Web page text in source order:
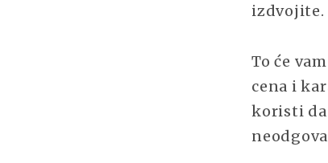
izdvojite.
To će
cena i
koristi